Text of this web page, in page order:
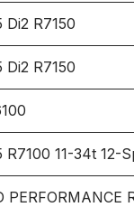
Di2 R7150
Di2 R7150
R7100 11-34t 12-
PERFORMANCE